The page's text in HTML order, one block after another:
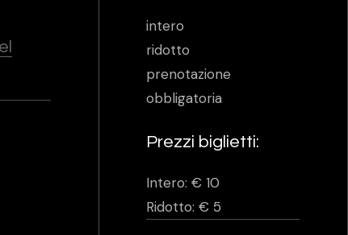
intero
ridotto
prenotazione
obbligatoria
Prezzi biglietti:
Intero: € 10
Ridotto: € 5